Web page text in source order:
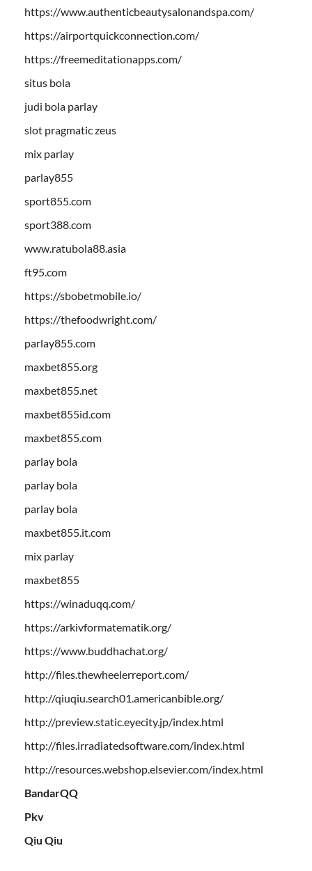
https://www.authenticbeautysalonandspa.com/
https://airportquickconnection.com/
https://freemeditationapps.com/
situs bola
judi bola parlay
slot pragmatic zeus
mix parlay
parlay855
sport855.com
sport388.com
www.ratubola88.asia
ft95.com
https://sbobetmobile.io/
https://thefoodwright.com/
parlay855.com
maxbet855.org
maxbet855.net
maxbet855id.com
maxbet855.com
parlay bola
parlay bola
parlay bola
maxbet855.it.com
mix parlay
maxbet855
https://winaduqq.com/
https://arkivformatematik.org/
https://www.buddhachat.org/
http://files.thewheelerreport.com/
http://qiuqiu.search01.americanbible.org/
http://preview.static.eyecity.jp/index.html
http://files.irradiatedsoftware.com/index.html
http://resources.webshop.elsevier.com/index.html
BandarQQ
Pkv
Qiu Qiu